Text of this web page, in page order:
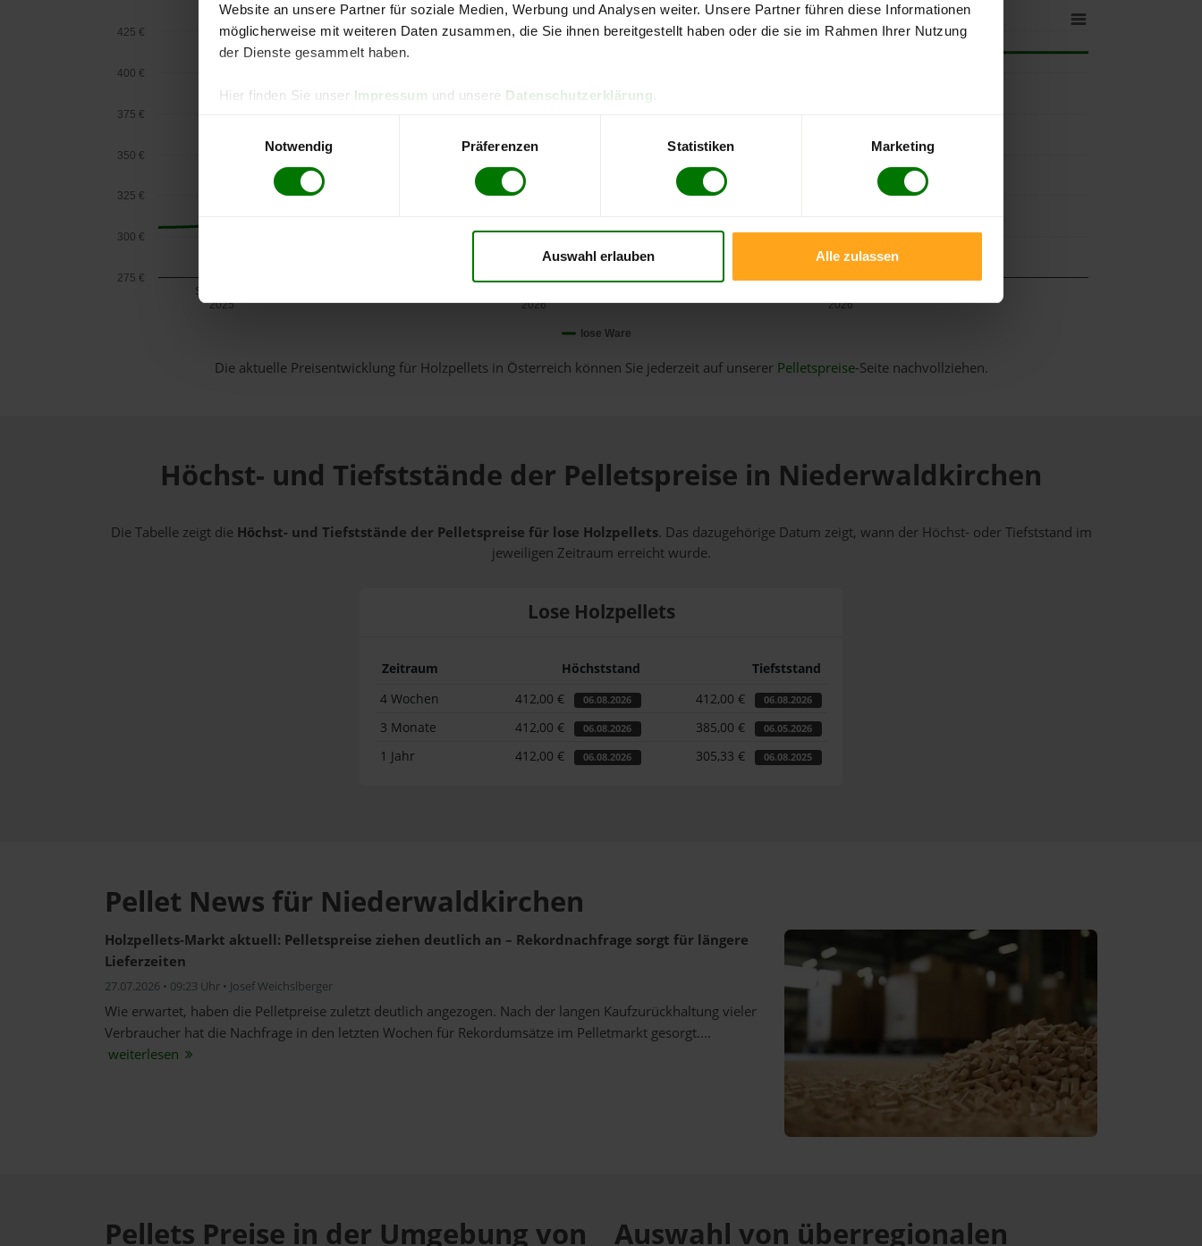
Website an unsere Partner für soziale Medien, Werbung und Analysen weiter. Unsere Partner führen diese Informationen
möglicherweise mit weiteren Daten zusammen, die Sie ihnen bereitgestellt haben oder die sie im Rahmen Ihrer Nutzung
der Dienste gesammelt haben.
Hier finden Sie unser Impressum und unsere Datenschutzerklärung
Notwendig
Präferenzen Statistiken Marketing
Auswahl erlauben Alle zulassen
lose Ware
September
2025
2026
2026
275 €
300 €
325 €
350 €
375 €
400 €
425 €
Die aktuelle Preisentwicklung für Holzpellets in Österreich können Sie jederzeit auf unserer Pelletspreise-Seite nachvollziehen.
Höchst- und Tiefststände der Pelletspreise in Niederwaldkirchen
Die Tabelle zeigt die Höchst- und Tiefststände der Pelletspreise für lose Holzpellets. Das dazugehörige Datum zeigt, wann der Höchst- oder Tiefststand im
jeweiligen Zeitraum erreicht wurde.
Lose Holzpellets
Zeitraum Höchststand
Tiefststand
4 Wochen
412,00 € 06.08.2026 412,00 € 06.08.2026
3 Monate 412,00 € 06.08.2026 385,00 € 06.05.2026
1 Jahr 412,00 € 06.08.2026 305,33 € 06.08.2025
Pellet News für Niederwaldkirchen
Holzpellets-Markt aktuell: Pelletspreise ziehen deutlich an – Rekordnachfrage sorgt für längere
Lieferzeiten
27.07.2026 • 09:23 Uhr • Josef Weichslberger
Wie erwartet, haben die Pelletpreise zuletzt deutlich angezogen. Nach der langen Kaufzurückhaltung vieler
Verbraucher hat die Nachfrage in den letzten Wochen für Rekordumsätze im Pelletmarkt gesorgt....
weiterlesen
Pellets Preise in der Umgebung von Auswahl von überregionalen